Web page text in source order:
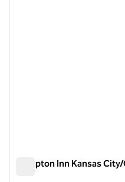
Hampton Inn Kansas